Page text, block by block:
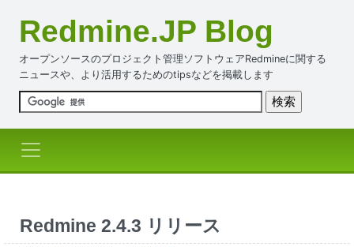
Redmine.JP Blog
オープンソースのプロジェクト管理ソフトウェアRedmineに関する
ニュースや、より活用するためのtipsなどを掲載します
Redmine 2.4.3 リリース